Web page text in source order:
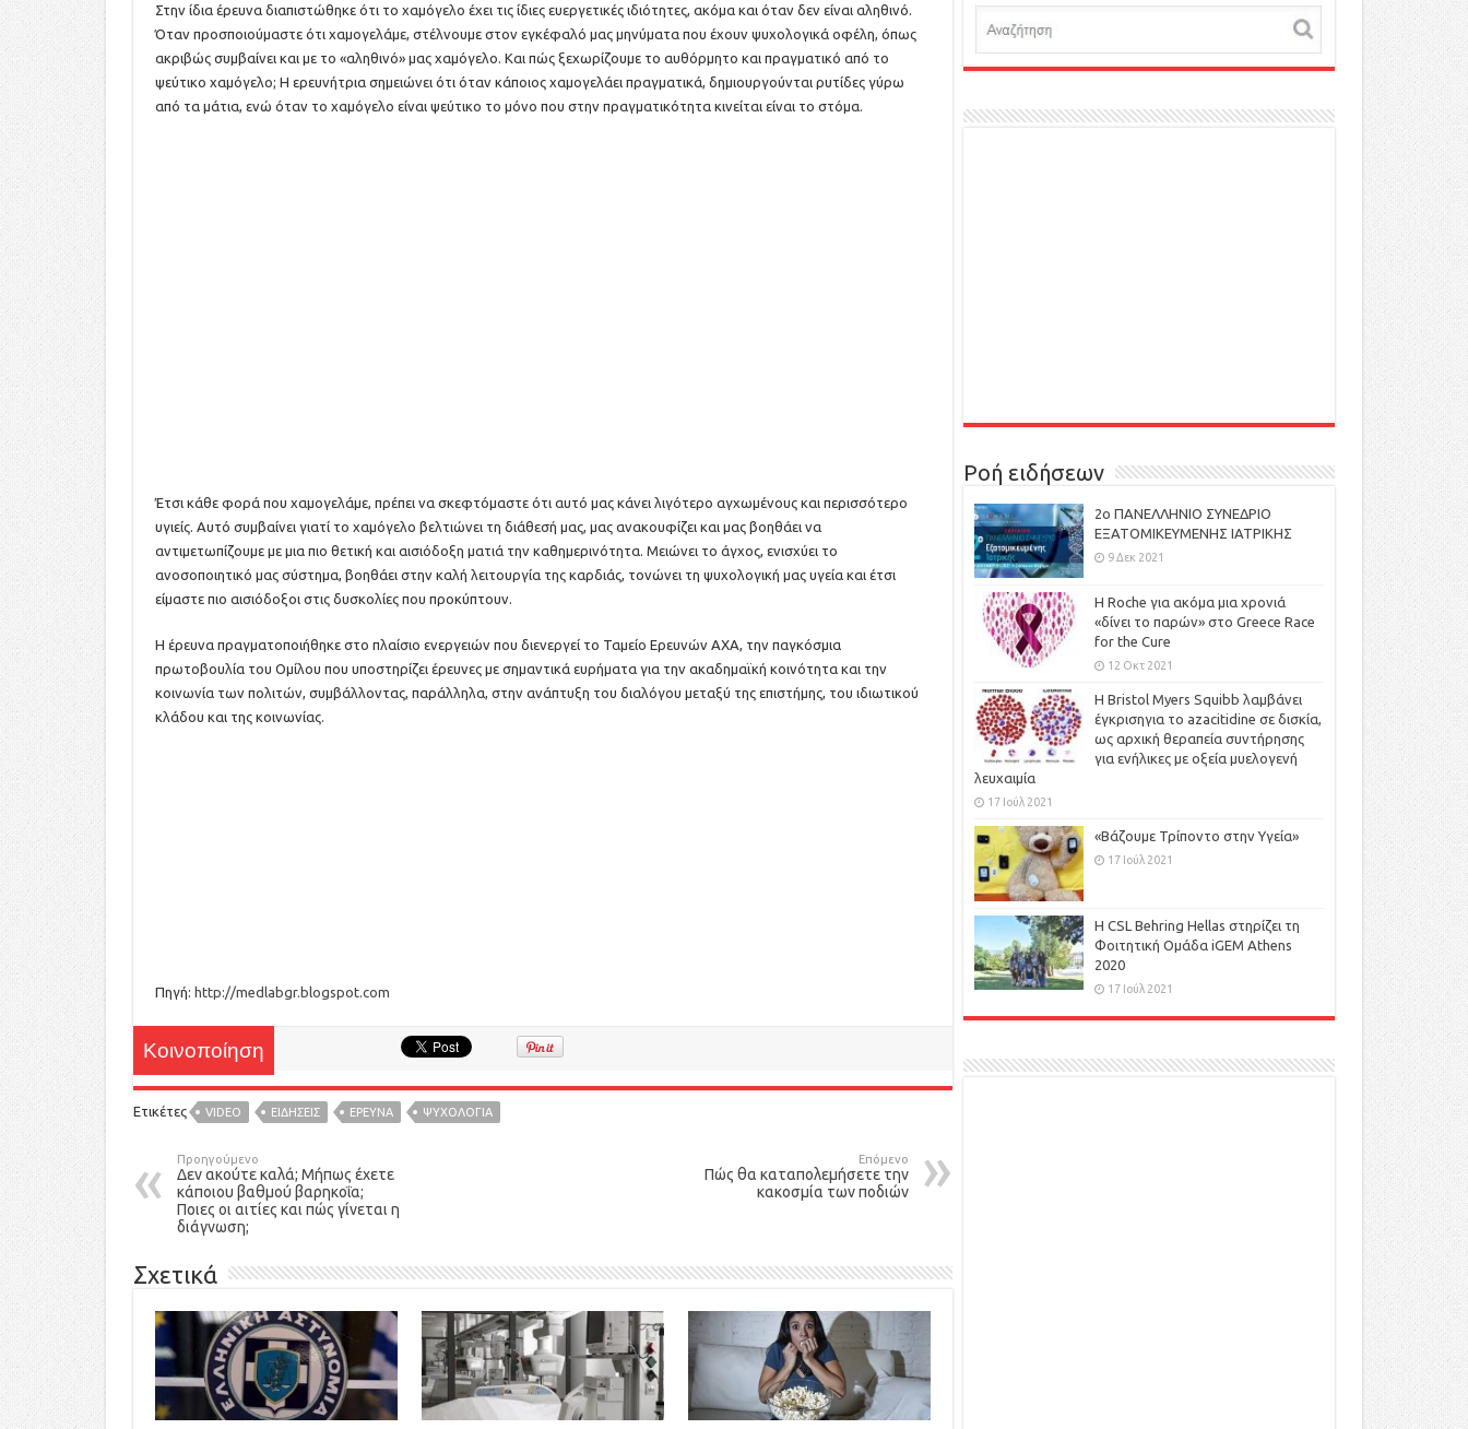
Στην ίδια έρευνα διαπιστώθηκε ότι το χαμόγελο έχει τις ίδιες ευεργετικές ιδιότητες, ακόμα και όταν δεν είναι αληθινό.
Όταν προσποιούμαστε ότι χαμογελάμε, στέλνουμε στον εγκέφαλό μας μηνύματα που έχουν ψυχολογικά οφέλη, όπως
ακριβώς συμβαίνει και με το «αληθινό» μας χαμόγελο. Και πώς ξεχωρίζουμε το αυθόρμητο και πραγματικό από το
ψεύτικο χαμόγελο; Η ερευνήτρια σημειώνει ότι όταν κάποιος χαμογελάει πραγματικά, δημιουργούνται ρυτίδες γύρω
από τα μάτια, ενώ όταν το χαμόγελο είναι ψεύτικο το μόνο που στην πραγματικότητα κινείται είναι το στόμα.
Έτσι κάθε φορά που χαμογελάμε, πρέπει να σκεφτόμαστε ότι αυτό μας κάνει λιγότερο αγχωμένους και περισσότερο
υγιείς. Αυτό συμβαίνει γιατί το χαμόγελο βελτιώνει τη διάθεσή μας, μας ανακουφίζει και μας βοηθάει να
αντιμετωπίζουμε με μια πιο θετική και αισιόδοξη ματιά την καθημερινότητα. Μειώνει το άγχος, ενισχύει το
ανοσοποιητικό μας σύστημα, βοηθάει στην καλή λειτουργία της καρδιάς, τονώνει τη ψυχολογική μας υγεία και έτσι
είμαστε πιο αισιόδοξοι στις δυσκολίες που προκύπτουν.
Η έρευνα πραγματοποιήθηκε στο πλαίσιο ενεργειών που διενεργεί το Ταμείο Ερευνών ΑΧΑ, την παγκόσμια
πρωτοβουλία του Ομίλου που υποστηρίζει έρευνες με σημαντικά ευρήματα για την ακαδημαϊκή κοινότητα και την
κοινωνία των πολιτών, συμβάλλοντας, παράλληλα, στην ανάπτυξη του διαλόγου μεταξύ της επιστήμης, του ιδιωτικού
κλάδου και της κοινωνίας.
Πηγή: http://medlabgr.blogspot.com
Κοινοποίηση
Ετικέτες VIDEO ΕΙΔΉΣΕΙΣ ΕΡΕΥΝΑ ΨΥΧΟΛΟΓΙΑ
Προηγούμενο
Δεν ακούτε καλά; Μήπως έχετε
κάποιου βαθμού βαρηκοΐα;
Ποιες οι αιτίες και πώς γίνεται η
διάγνωση;
Επόμενο
Πώς θα καταπολεμήσετε την
κακοσμία των ποδιών
Σχετικά
Ροή ειδήσεων
2ο ΠΑΝΕΛΛΗΝΙΟ ΣΥΝΕΔΡΙΟ
ΕΞΑΤΟΜΙΚΕΥΜΕΝΗΣ ΙΑΤΡΙΚΗΣ
9 Δεκ 2021
H Roche για ακόμα μια χρονιά
«δίνει το παρών» στο Greece Race
for the Cure
12 Οκτ 2021
Η Bristol Myers Squibb λαμβάνει
έγκρισηγια το azacitidine σε δισκία,
ως αρχική θεραπεία συντήρησης
για ενήλικες με οξεία μυελογενή
λευχαιμία
17 Ιούλ 2021
«Βάζουμε Τρίποντο στην Υγεία»
17 Ιούλ 2021
H CSL Behring Hellas στηρίζει τη
Φοιτητική Ομάδα iGEM Athens
2020
17 Ιούλ 2021